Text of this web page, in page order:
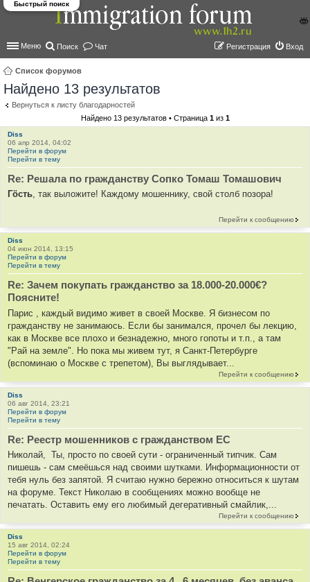
Меню Поиск Чат Вход
Регистрация
Список форумов
Быстрый поиск
Найдено 13 результатов
Вернуться к листу благодарностей
Найдено 13 результатов • Страница 1из 1
Diss
06 апр 2014, 04:02
Перейти в форум
Перейти в тему
Re: Решала по гражданству Сопко Томаш Томашович
Гöcть, так выложите! Каждому мошеннику, свой столб позора!
Перейти к сообщению
Diss
04 июн 2014, 13:15
Перейти в форум
Перейти в тему
Re: Зачем покупать гражданство за 18.000-20.000€?
Поясните!
Парис , каждый видимо живет в своей Москве. Я бизнесом по
гражданству не занимаюсь. Если бы занимался, прочел бы лекцию,
как в Москве все плохо и безнадежно, много гопоты и т.п., а там
"Рай на земле". Но пока мы живем тут, я Санкт-Петербурге
(вспоминаю о Москве с трепетом), Вы выглядывает...
Перейти к сообщению
Diss
06 авг 2014, 23:21
Перейти в форум
Перейти в тему
Re: Реестр мошенников с гражданством ЕС
Николай, Ты, просто по своей сути - ограниченный типчик. Сам
пишешь - сам смеёшься над своими шутками. Информационности от
тебя нуль без запятой. Я считаю нужно бережно относиться к шутам
на форуме. Текст Николаю в сообщениях можно вообще не
печатать. Оставить ему его любимый дегеративный смайлик,...
Перейти к сообщению
Diss
15 авг 2014, 02:24
Перейти в форум
Перейти в тему